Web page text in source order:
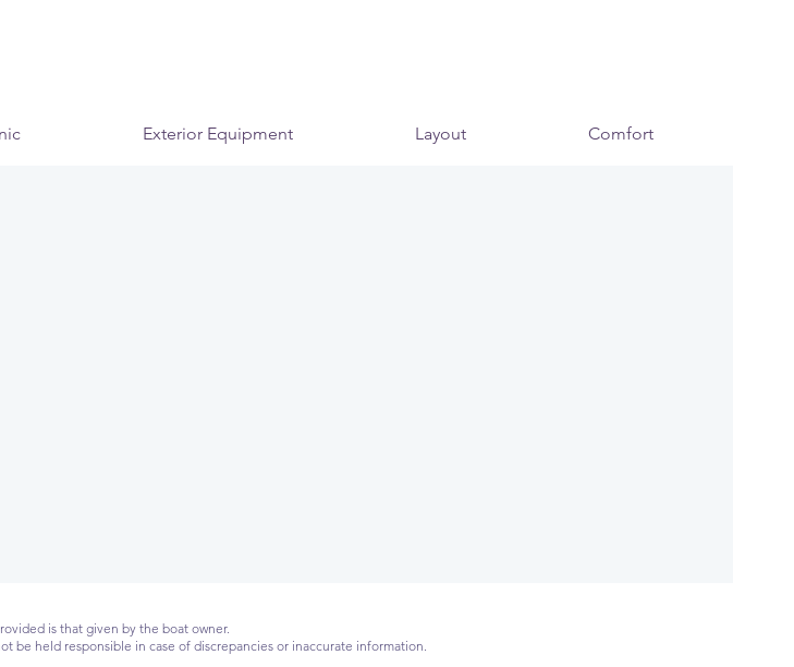
Exterior Equipment Layout Comfort
is that given by the boat owner.
be held responsible in case of discrepancies or inaccurate information.